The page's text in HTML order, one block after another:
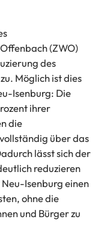
(ZWO)
des
Möglich ist dies
Isenburg: Die
ihrer
die
über das
lässt sich der
reduzieren
Isenburg einen
ohne die
und Bürger zu